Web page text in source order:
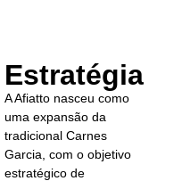
Estratégia
A Afiatto nasceu como
uma expansão da
tradicional Carnes
Garcia, com o objetivo
estratégicode